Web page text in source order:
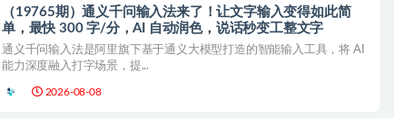
（19765期）通义千问输入法来了！让文字输入变得如此简
单，最快 300 字/分，AI 自动润色，说话秒变工整文字
通义千问输入法是阿里旗下基于通义大模型打造的智能输入工具，将 AI
能力深度融入打字场景，提...
2026-08-08